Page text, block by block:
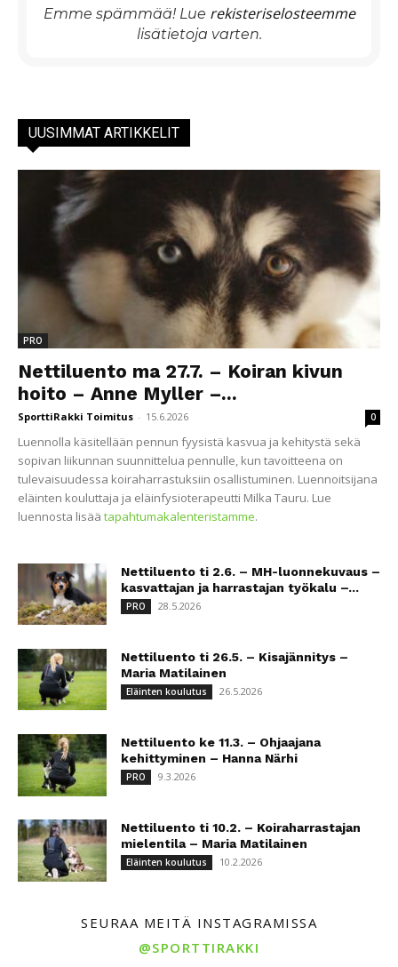
Emme spämmää! Lue rekisteriselosteemme
lisätietoja varten.
UUSIMMAT ARTIKKELIT
PRO
Nettiluento ma 27.7. – Koiran kivun
hoito – Anne Myller –...
SporttiRakki Toimitus - 15.6.2026 0
Luennolla käsitellään pennun fyysistä kasvua ja kehitystä sekä
sopivan liikunnan suunnittelua pennulle, kun tavoitteena on
tulevaisuudessa koiraharrastuksiin osallistuminen. Luennoitsijana
eläinten kouluttaja ja eläinfysioterapeutti Milka Tauru. Lue
luennosta lisää tapahtumakalenteristamme.
Nettiluento ti 2.6. – MH-luonnekuvaus –
kasvattajan ja harrastajan työkalu –...
PRO 28.5.2026
Nettiluento ti 26.5. – Kisajännitys –
Maria Matilainen
Eläinten koulutus 26.5.2026
Nettiluento ke 11.3. – Ohjaajana
kehittyminen – Hanna Närhi
PRO 9.3.2026
Nettiluento ti 10.2. – Koiraharrastajan
mielentila – Maria Matilainen
Eläinten koulutus 10.2.2026
SEURAA MEITÄ INSTAGRAMISSA
@SPORTTIRAKKI